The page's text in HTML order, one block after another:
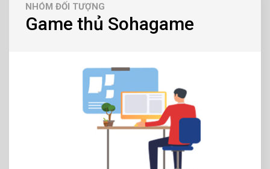
NHÓM ĐỐI TƯỢNG
Game thủ Sohagame